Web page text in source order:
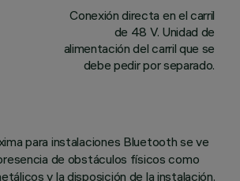
Conexión directa en el carril
de 48 V. Unidad de
alimentación del carril que se
debe pedir por separado.
para instalaciones Bluetooth se ve
de obstáculos físicos como
y la disposición de la instalación.